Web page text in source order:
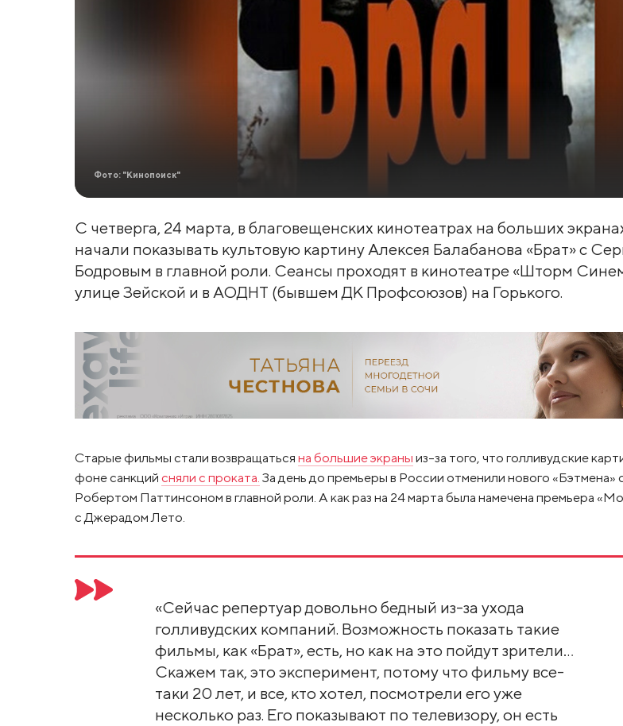
Фото: "Кинопоиск"
С четверга, 24 марта, в благовещенских кинотеатрах на больших
начали показывать культовую картину Алексея Балабанова «Брат» с
Бодровым в главной роли. Сеансы проходят в кинотеатре «Шторм
улице Зейской и в АОДНТ (бывшем ДК Профсоюзов) на Горького.
Старые фильмы стали возвращаться на большие экраны из-за того, что голливудские
фоне санкций сняли с проката. За день до премьеры в России отменили нового «Бэтмена»
Робертом Паттинсоном в главной роли. А как раз на 24 марта была намечена премьера
с Джерадом Лето.
«Сейчас репертуар довольно бедный из-за ухода
голливудских компаний. Возможность показать такие
фильмы, как «Брат», есть, но как на это пойдут зрители…
Скажем так, это эксперимент, потому что фильму все-
таки 20 лет, и все, кто хотел, посмотрели его уже
несколько раз. Его показывают по телевизору, он есть